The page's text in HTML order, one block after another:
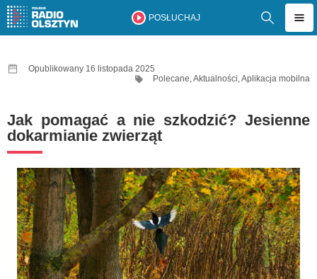
POSŁUCHAJ
Opublikowany 16 listopada 2025
Polecane,Aktualności,Aplikacja mobilna
Jak pomagać a nie szkodzić? Jesienne
dokarmianie zwierząt